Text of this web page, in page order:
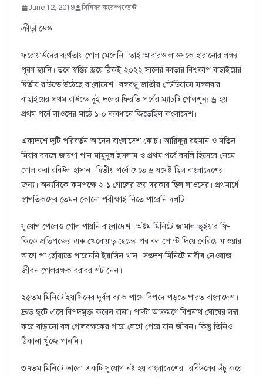
June 12, 2019 সিনিয়র করেস্পন্ডেন্ট
ক্রীড়া ডেস্ক
ফরোয়ার্ডদের ব্যর্থতায় গোল মেলেনি। তাই আবারও লাওসকে হারানোর লক্ষ্য
পূরণ হয়নি। তবে স্বস্তির ড্রয়ে ঠিকই ২০২২ সালের কাতার বিশ্বকাপ বাছাইয়ের
দ্বিতীয় রাউন্ডে উঠেছে বাংলাদেশ। বঙ্গবন্ধু জাতীয় স্টেডিয়ামে মঙ্গলবার
বাছাইয়ের প্রথম রাউন্ডে দুই দলের ফিরতি পর্বের ম্যাচটি গোলশূন্য ড্র হয়।
প্রথম পর্বে লাওসের মাঠে ১-০ ব্যবধানে জিতেছিল বাংলাদেশ।
একাদশে দুটি পরিবর্তন আনেন বাংলাদেশ কোচ। আরিফুর রহমান ও মতিন
মিয়ার বদলে জায়গা পান মামুনুল ইসলাম ও প্রথম পর্বে বদলি হিসেবে নেমে
গোল করা রবিউল হাসান। দ্বিতীয় পর্বে যেতে ড্র যথেষ্ট ছিল বাংলাদেশের
জন্য। অন্যদিকে কমপক্ষে ২-১ গোলের জয় দরকার ছিল লাওসের। প্রথমার্ধে
স্বাগতিকদের তেমন কোনো পরীক্ষাই নিতে পারেনি দলটি।
সুযোগ পেলেও গোল পায়নি বাংলাদেশ। অষ্টম মিনিটে জামাল ভূইয়ার ফ্রি-
কিকে প্রতিপক্ষের এক খেলোয়াড় হেডের পর বল পোস্ট দিয়ে বেরিয়ে যাওয়ার
আগে পা ছোঁয়াতে পারেননি ইয়াসিন খান। সপ্তদশ মিনিটে নাবীব নেওয়াজ
জীবন গোলরক্ষক বরাবর শট নেন।
২৫তম মিনিটে ইয়াসিনের দুর্বল ব্যাক পাসে বিপদে পড়তে পারত বাংলাদেশ।
দ্রুত ছুটে এসে বিপদমুক্ত করেন রানা। পাল্টা আক্রমণে বিশ্বনাথ ঘোষের লম্বা
করে বাড়ানো বল গোলরক্ষকের গায়ে লেগে পেয়ে যান জীবন। কিন্তু তিনিও
ঠিকানা খুঁজে পাননি।
৩৭তম মিনিটে ভালো একটি সুযোগ নষ্ট হয় বাংলাদেশের। রবিউলের উঁচু করে